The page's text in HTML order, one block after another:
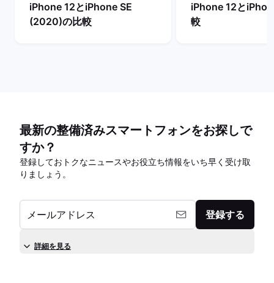
iPhone 12とiPhone SE
(2020)の比較
iPhone 12と
較
最新の整備済みスマートフォンをお探しで
すか？
登録しておトクなニュースやお役立ち情報をいち早く受け取
りましょう。
メールアドレス 登録する
詳細を見る